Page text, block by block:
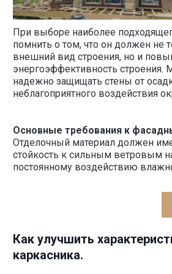
При выборе наиболее
помнить о том, что он должен не
внешний вид строения, но и
энергоэффективность строения.
надежно защищать стены от
неблагоприятного воздействия
Основные требования к
Отделочный материал должен
стойкость к сильным ветровым
постоянному воздействию
Как улучшить
каркасника.